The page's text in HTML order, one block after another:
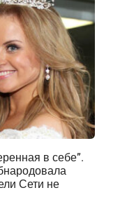
в себе”.
Сети не